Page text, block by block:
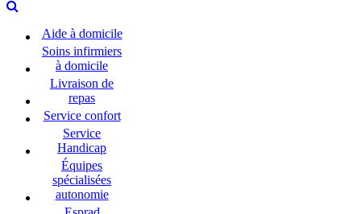
Aide à domicile
Soins infirmiers
à domicile
Livraison de
repas
Service confort
Service
Handicap
Équipes
spécialisées
autonomie